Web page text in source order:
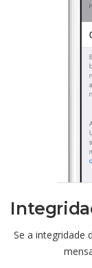
Se a integridade